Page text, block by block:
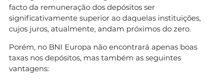
facto da remuneração dos depósitos ser
significativamente superior ao daquelas instituições,
cujos juros, atualmente, andam próximos do zero.
Porém, no BNI Europa não encontrará apenas boas
taxas nos depósitos, mas também as seguintes
vantagens: